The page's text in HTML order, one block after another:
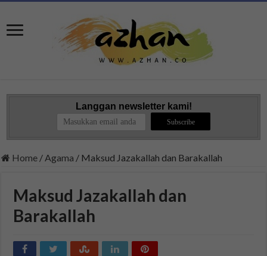
Langgan newsletter kami!
Home / Agama / Maksud Jazakallah dan Barakallah
Maksud Jazakallah dan
Barakallah